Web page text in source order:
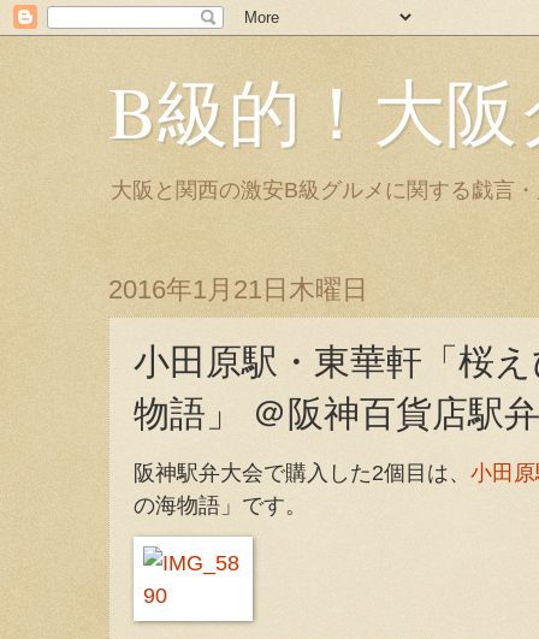
B級的！大
大阪と関西の激安B級グルメに関する戯言
2016年1月21日木曜日
小田原駅・東華軒「桜
物語」 ＠阪神百貨店駅
阪神駅弁大会で購入した2個目は、 小田
の海物語」です。